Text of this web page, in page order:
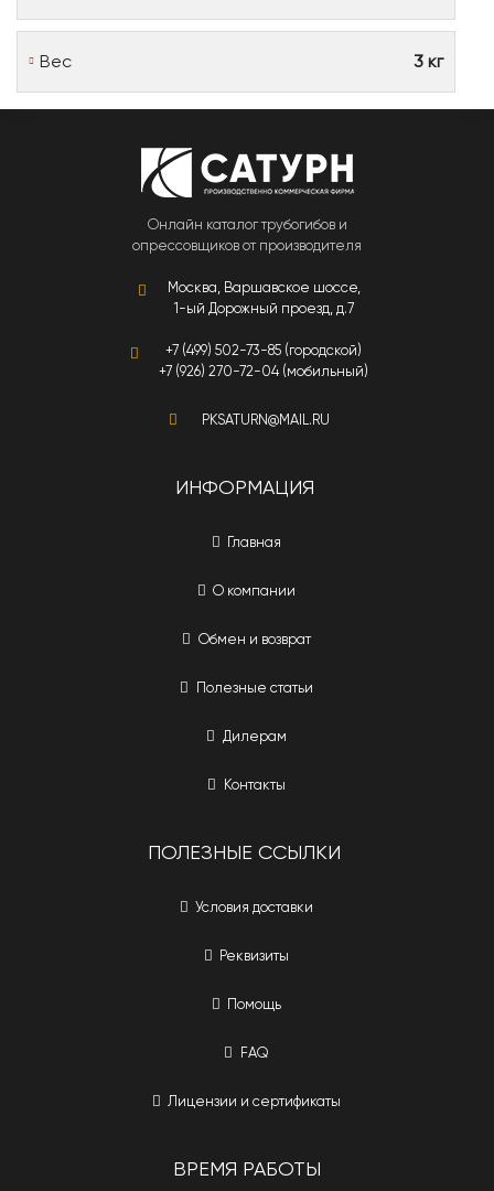
Вес 3 кг
Онлайн каталог трубогибов и
опрессовщиков от производителя
Москва, Варшавское шоссе,
1-ый Дорожный проезд, д.7
+7 (499) 502-73-85 (городской)
+7 (926) 270-72-04 (мобильный)
PKSATURN@MAIL.RU
ИНФОРМАЦИЯ
Главная
О компании
Обмен и возврат
Полезные статьи
Дилерам
Контакты
ПОЛЕЗНЫЕ ССЫЛКИ
Условия доставки
Реквизиты
Помощь
FAQ
Лицензии и сертификаты
ВРЕМЯ РАБОТЫ